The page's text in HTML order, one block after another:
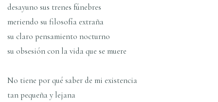
desayuno sus trenes fúnebres
meriendo su filosofí­a extraña
su claro pensamiento nocturno
su obsesión con la vida que se muere
No tiene por qué saber de mi existencia
tan pequeña y lejana